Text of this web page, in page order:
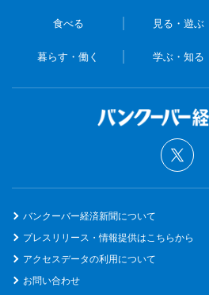
食べる 見る・遊ぶ
暮らす・働く 学ぶ・知る
バンクーバー経済新聞について
プレスリリース・情報提供はこちらから
アクセスデータの利用について
お問い合わせ